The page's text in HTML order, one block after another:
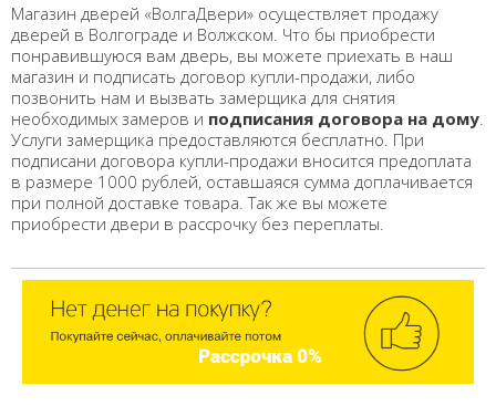
Магазин дверей «ВолгаДвери» осуществляет продажу
дверей в Волгограде и Волжском. Что бы приобрести
понравившуюся вам дверь, вы можете приехать в наш
магазин и подписать договор купли-продажи, либо
позвонить нам и вызвать замерщика для снятия
необходимых замеров и подписания договора на дому
Услуги замерщика предоставляются бесплатно. При
подписани договора купли-продажи вносится предоплата
в размере 1000 рублей, оставшаяся сумма доплачивается
при полной доставке товара. Так же вы можете
приобрести двери в рассрочку без переплаты.